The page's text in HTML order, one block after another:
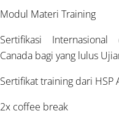
Modul Materi Training
Sertifikasi Internasional
Canada bagi yang lulus
Sertifikat training dari HSP
2x coffee break